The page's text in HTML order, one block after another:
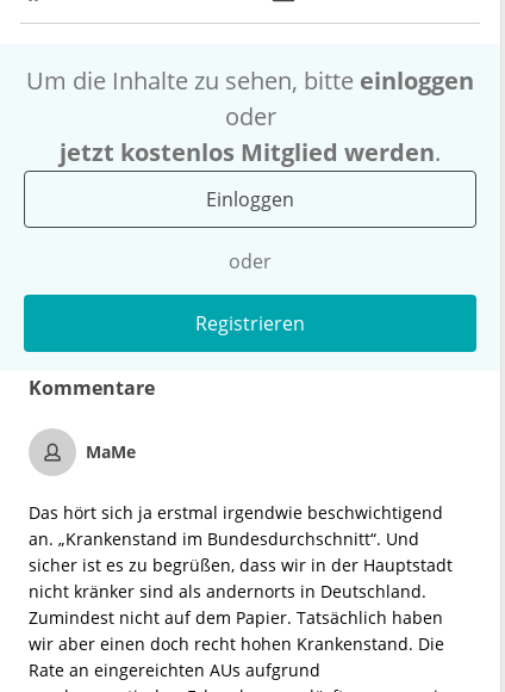
Um die Inhalte zu sehen, bitte einloggen
oder
jetzt kostenlos Mitglied werden.
Einloggen
oder
Registrieren
Kommentare
MaMe
Das hört sich ja erstmal irgendwie beschwichtigend
an. „Krankenstand im Bundesdurchschnitt“. Und
sicher ist es zu begrüßen, dass wir in der Hauptstadt
nicht kränker sind als andernorts in Deutschland.
Zumindest nicht auf dem Papier. Tatsächlich haben
wir aber einen doch recht hohen Krankenstand. Die
Rate an eingereichten AUs aufgrund